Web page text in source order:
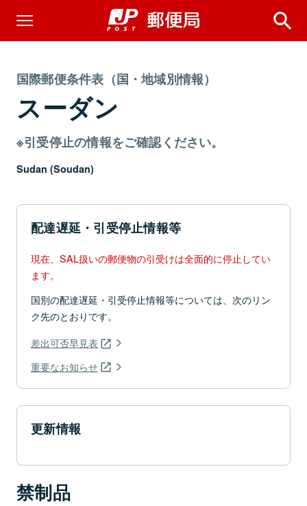
国際郵便条件表（国・地域別情報）
スーダン
※引受停止の情報をご確認ください。
Sudan (Soudan)
配達遅延・引受停止情報等
現在、SAL扱いの郵便物の引受けは全面的に停止してい
ます。
国別の配達遅延・引受停止情報等については、次のリン
ク先のとおりです。
差出可否早見表
重要なお知らせ
更新情報
禁制品